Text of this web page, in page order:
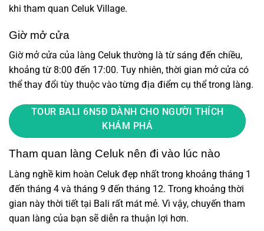
khi tham quan Celuk Village.
Giờ mở cửa
Giờ mở cửa của làng Celuk thường là từ sáng đến chiều,
khoảng từ 8:00 đến 17:00. Tuy nhiên, thời gian mở cửa có
thể thay đổi tùy thuộc vào từng địa điểm cụ thể trong làng.
TOUR BALI 6N5Đ DÀNH CHO NGƯỜI THÍCH
KHÁM PHÁ
Tham quan làng Celuk nên đi vào lúc nào
Làng nghề kim hoàn Celuk đẹp nhất trong khoảng tháng 1
đến tháng 4 và tháng 9 đến tháng 12. Trong khoảng thời
gian này thời tiết tại Bali rất mát mẻ. Vì vậy, chuyến tham
quan làng của bạn sẽ diễn ra thuận lợi hơn.